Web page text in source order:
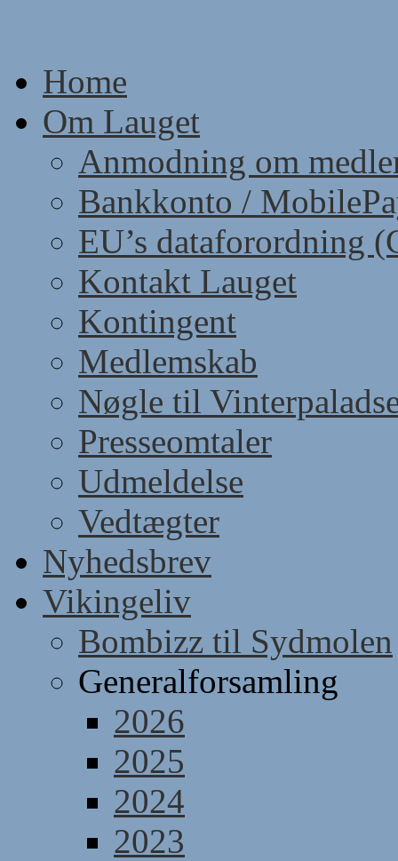
Home
Om Lauget
Anmodning om
Bankkonto /
EU’s dataforordning
Kontakt Lauget
Kontingent
Medlemskab
Nøgle til
Presseomtaler
Udmeldelse
Vedtægter
Nyhedsbrev
Vikingeliv
Bombizz til Sydmolen
Generalforsamling
2026
2025
2024
2023